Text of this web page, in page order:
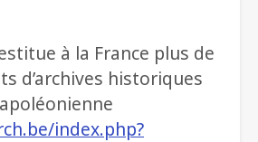
à la France plus de
d’archives historiques
index.php?